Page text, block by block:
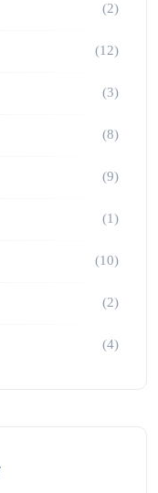
(2)
(12)
(3)
(8)
(9)
(1)
(10)
(2)
(4)